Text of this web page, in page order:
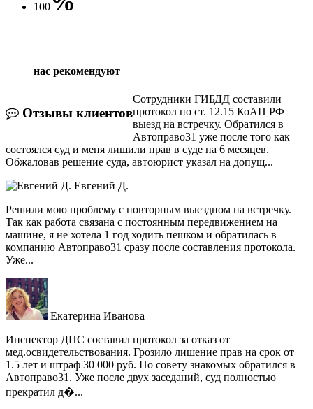
100
нас рекомендуют
Отзывы клиентов
Сотрудники ГИБДД составили
протокол по ст. 12.15 КоАП РФ –
выезд на встречку. Обратился в
Автоправо31 уже после того как
состоялся суд и меня лишили прав в суде на 6 месяцев.
Обжаловав решение суда, автоюрист указал на допущ...
Евгений Д.
Решили мою проблему с повторным выездном на встречку.
Так как работа связана с постоянным передвижением на
машине, я не хотела 1 год ходить пешком и обратилась в
компанию Автоправо31 сразу после составления протокола.
Уже...
Екатерина Иванова
Инспектор ДПС составил протокол за отказ от
мед.освидетельствования. Грозило лишение прав на срок от
1.5 лет и штраф 30 000 руб. По совету знакомых обратился в
Автоправо31. Уже после двух заседаний, суд полностью
прекратил д�...